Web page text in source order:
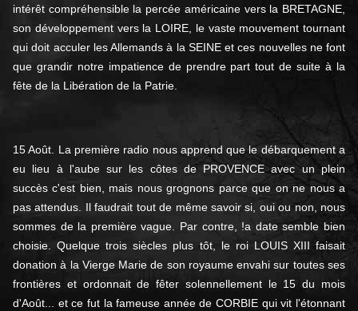
intérêt compréhensible la percée américaine vers la BRETAGNE,
son développement vers la LOIRE, le vaste mouvement tournant
qui doit acculer les Allemands à la SEINE et ces nouvelles ne font
que grandir notre impatience de prendre part tout de suite à la
fête de la Libération de la Patrie.
15 Août. La première radio nous apprend que le débarquement a
eu lieu à l'aube sur les côtes de PROVENCE avec un plein
succès c'est bien, mais nous grognons parce que on ne nous a
pas attendus. Il faudrait tout de même savoir si, oui ou non, nous
sommes de la première vague. Par contre, !a date semble bien
choisie. Quelque trois siècles plus tôt, le roi LOUIS XIII faisait
donation à la Vierge Marie de son royaume envahi sur toutes ses
frontières et ordonnait de fêter solennellement le 15 du mois
d'Août... et ce fut la fameuse année de CORBIE qui vit l'étonnant